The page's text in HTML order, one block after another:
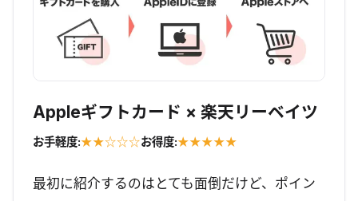
Appleギフトカード × 楽天リーベイツ
お手軽度:★★☆☆☆お得度:★★★★★
最初に紹介するのはとても面倒だけど、ポイン